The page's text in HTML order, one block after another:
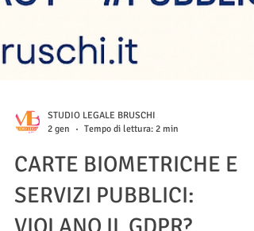
STUDIO LEGALE BRUSCHI
2 gen
Tempo di lettura: 2 min
CARTE BIOMETRICHE E